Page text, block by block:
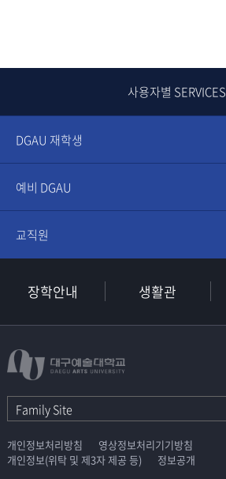
사용자별 SERVICES
DGAU 재학생
예비 DGAU
교직원
장학안내 생활관
Family Site
개인정보처리방침
영상정보처리기기방침
개인정보(위탁 및 제3자 제공 등)
정보공개